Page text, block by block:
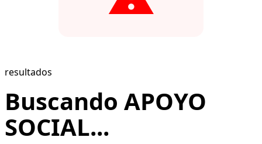
resultados
Buscando APOYO
SOCIAL...